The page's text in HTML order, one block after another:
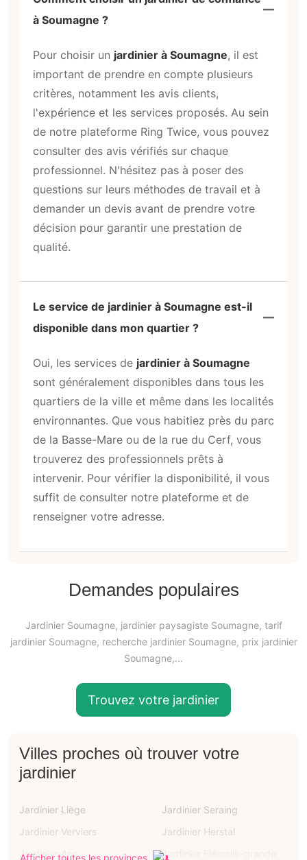
à Soumagne ?
Pour choisir un jardinier à Soumagne, il est
important de prendre en compte plusieurs
critères, notamment les avis clients,
l'expérience et les services proposés. Au sein
de notre plateforme Ring Twice, vous pouvez
consulter des avis vérifiés sur chaque
professionnel. N'hésitez pas à poser des
questions sur leurs méthodes de travail et à
demander un devis avant de prendre votre
décision pour garantir une prestation de
qualité.
Le service de jardinier à Soumagne est-il
disponible dans mon quartier ?
Oui, les services de jardinier à Soumagne
sont généralement disponibles dans tous les
quartiers de la ville et même dans les localités
environnantes. Que vous habitiez près du parc
de la Basse-Mare ou de la rue du Cerf, vous
trouverez des professionnels prêts à
intervenir. Pour vérifier la disponibilité, il vous
suffit de consulter notre plateforme et de
renseigner votre adresse.
Demandes populaires
Jardinier Soumagne, jardinier paysagiste Soumagne, tarif
jardinier Soumagne, recherche jardinier Soumagne, prix jardinier
Soumagne,...
Trouvez votre jardinier
Villes proches où trouver votre
jardinier
Jardinier Liège
Jardinier Seraing
Jardinier Verviers
Jardinier Herstal
Jardinier Ans
Jardinier Flémalle-grande
Afficher toutes les provinces